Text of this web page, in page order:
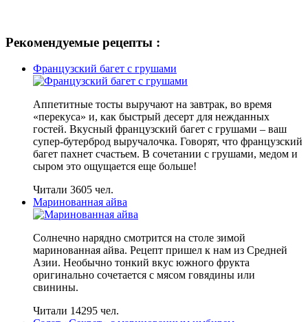
Рекомендуемые рецепты :
Французский багет с грушами
Аппетитные тосты выручают на завтрак, во время
«перекуса» и, как быстрый десерт для нежданных
гостей. Вкусный французский багет с грушами – ваш
супер-бутерброд выручалочка. Говорят, что французский
багет пахнет счастьем. В сочетании с грушами, медом и
сыром это ощущается еще больше!
Читали 3605 чел.
Маринованная айва
Солнечно нарядно смотрится на столе зимой
маринованная айва. Рецепт пришел к нам из Средней
Азии. Необычно тонкий вкус южного фрукта
оригинально сочетается с мясом говядины или
свинины.
Читали 14295 чел.